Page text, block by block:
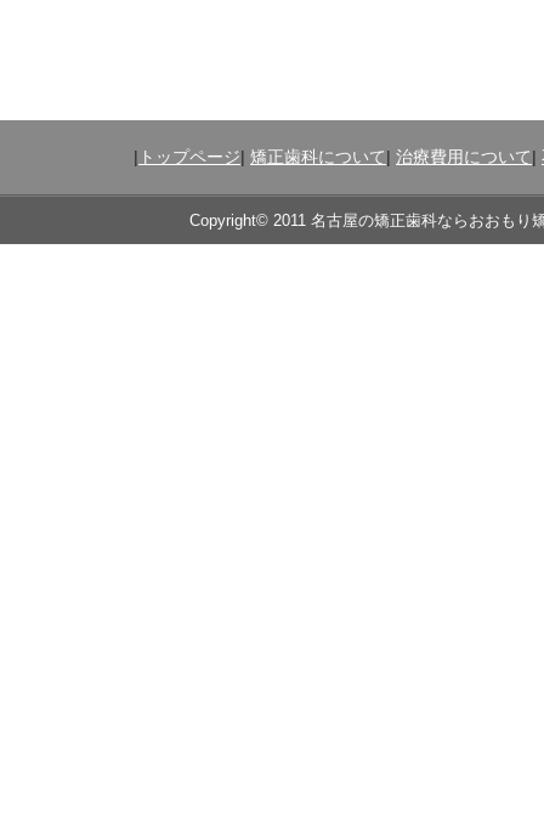
| トップページ| 矯正歯科について| 治療費用について|
Copyright© 2011 名古屋の矯正歯科ならおおもり